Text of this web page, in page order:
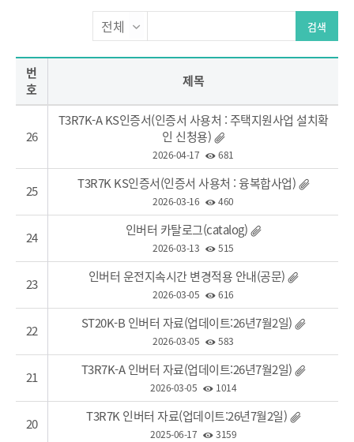
검색
번
호
제목
26
T3R7K-A KS인증서(인증서 사용처 : 주택지원사업 설치확
인 신청용)
2026-04-17 681
25 T3R7K KS인증서(인증서 사용처 : 융복합사업)
2026-03-16 460
24 인버터 카탈로그(catalog)
2026-03-13 515
23 인버터 운전지속시간 변경적용 안내(공문)
2026-03-05 616
22 ST20K-B 인버터 자료(업데이트:26년7월2일)
2026-03-05 583
21 T3R7K-A 인버터 자료(업데이트:26년7월2일)
2026-03-05 1014
20 T3R7K 인버터 자료(업데이트:26년7월2일)
2025-06-17 3159